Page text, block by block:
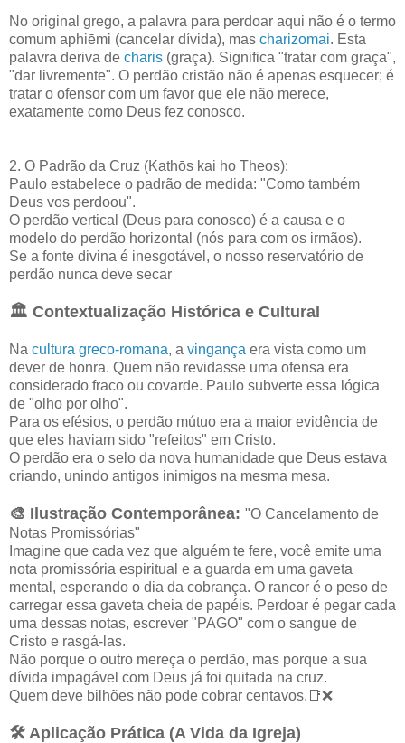
No original grego, a palavra para perdoar aqui não é o termo
comum aphiēmi (cancelar dívida), mas charizomai. Esta
palavra deriva de charis (graça). Significa "tratar com graça",
"dar livremente". O perdão cristão não é apenas esquecer; é
tratar o ofensor com um favor que ele não merece,
exatamente como Deus fez conosco.
2. O Padrão da Cruz (Kathōs kai ho Theos):
Paulo estabelece o padrão de medida: "Como também
Deus vos perdoou".
O perdão vertical (Deus para conosco) é a causa e o
modelo do perdão horizontal (nós para com os irmãos).
Se a fonte divina é inesgotável, o nosso reservatório de
perdão nunca deve secar
🏛️ Contextualização Histórica e Cultural
Na cultura greco-romana, a vingança era vista como um
dever de honra. Quem não revidasse uma ofensa era
considerado fraco ou covarde. Paulo subverte essa lógica
de "olho por olho".
Para os efésios, o perdão mútuo era a maior evidência de
que eles haviam sido "refeitos" em Cristo.
O perdão era o selo da nova humanidade que Deus estava
criando, unindo antigos inimigos na mesma mesa.
🎨 Ilustração Contemporânea: "O Cancelamento de
Notas Promissórias"
Imagine que cada vez que alguém te fere, você emite uma
nota promissória espiritual e a guarda em uma gaveta
mental, esperando o dia da cobrança. O rancor é o peso de
carregar essa gaveta cheia de papéis. Perdoar é pegar cada
uma dessas notas, escrever "PAGO" com o sangue de
Cristo e rasgá-las.
Não porque o outro mereça o perdão, mas porque a sua
dívida impagável com Deus já foi quitada na cruz.
Quem deve bilhões não pode cobrar centavos.📑❌
🛠️ Aplicação Prática (A Vida da Igreja)